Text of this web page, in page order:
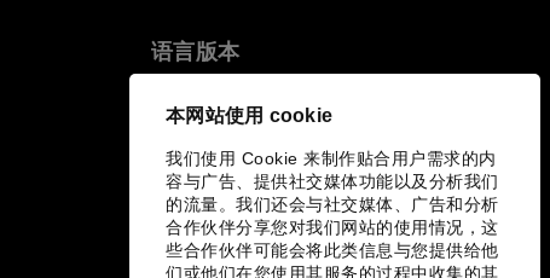
本网站使用 cookie
我们使用 Cookie 来制作贴合用户需求的内
容与广告、提供社交媒体功能以及分析我们
的流量。我们还会与社交媒体、广告和分析
合作伙伴分享您对我们网站的使用情况，这
些合作伙伴可能会将此类信息与您提供给他
们或他们在您使用其服务的过程中收集的其
语言版本